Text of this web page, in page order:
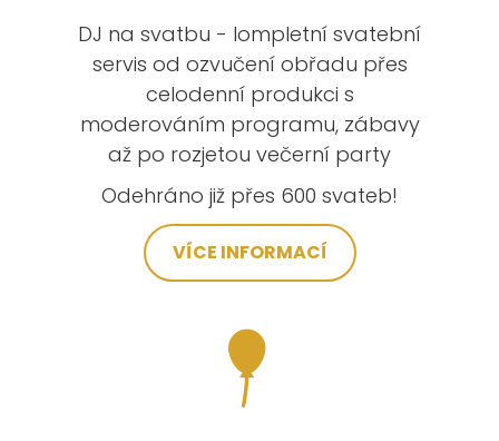
DJ na svatbu - lompletní svatební
servis od ozvučení obřadu přes
celodenní produkci s
moderováním programu, zábavy
až po rozjetou večerní party
Odehráno již přes 600 svateb!
VÍCE INFORMACÍ